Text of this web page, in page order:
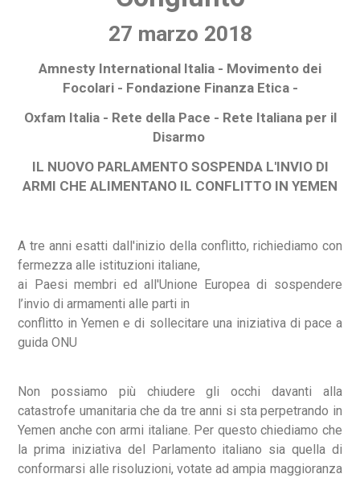
27 marzo 2018
Amnesty International Italia - Movimento dei
Focolari - Fondazione Finanza Etica -
Oxfam Italia - Rete della Pace - Rete Italiana per il
Disarmo
IL NUOVO PARLAMENTO SOSPENDA L'INVIO DI
ARMI CHE ALIMENTANO IL CONFLITTO IN YEMEN
A tre anni esatti dall'inizio della conflitto, richiediamo con
fermezza alle istituzioni italiane,
ai Paesi membri ed all'Unione Europea di sospendere
l’invio di armamenti alle parti in
conflitto in Yemen e di sollecitare una iniziativa di pace a
guida ONU
Non possiamo più chiudere gli occhi davanti alla
catastrofe umanitaria che da tre anni si sta perpetrando in
Yemen anche con armi italiane. Per questo chiediamo che
la prima iniziativa del Parlamento italiano sia quella di
conformarsi alle risoluzioni, votate ad ampia maggioranza